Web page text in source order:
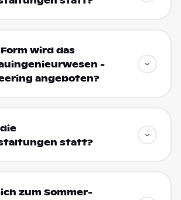
wird das
-
angeboten?
statt?
zum Sommer-